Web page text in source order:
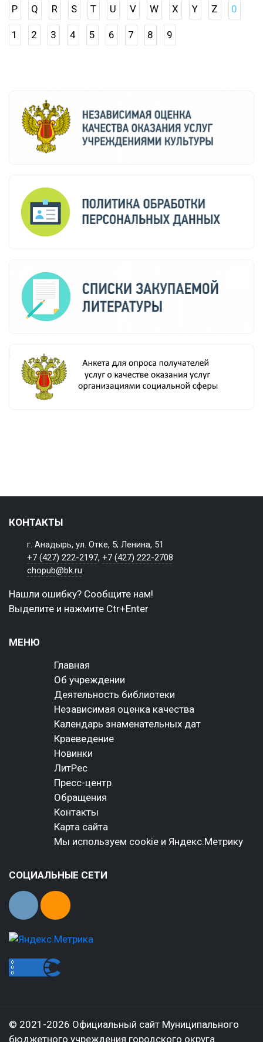
P Q R S T U V W X Y Z 0
1 2 3 4 5 6 7 8 9
КОНТАКТЫ
г. Анадырь, ул. Отке, 5; Ленина, 51
+7 (427) 222-2197,+7 (427) 222-2708
chopub@bk.ru
Нашли ошибку? Сообщите нам!
Выделите и нажмите Ctr+Enter
МЕНЮ
Главная
Об учреждении
Деятельность библиотеки
Независимая оценка качества
Календарь знаменательных дат
Краеведение
Новинки
ЛитРес
Пресс-центр
Обращения
Контакты
Карта сайта
Мы используем cookie и Яндекс.Метрику
СОЦИАЛЬНЫЕ СЕТИ
© 2021-2026 Официальный сайт Муниципального
бюджетного учреждения городского округа